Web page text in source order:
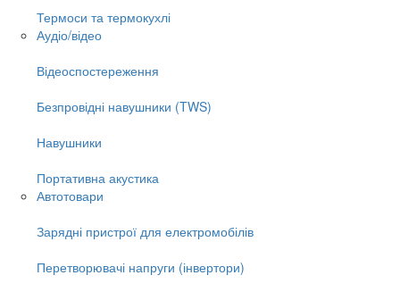
Термоси та термокухлі
Аудіо/відео
Відеоспостереження
Безпровідні навушники (TWS)
Навушники
Портативна акустика
Автотовари
Зарядні пристрої для електромобілів
Перетворювачі напруги (інвертори)